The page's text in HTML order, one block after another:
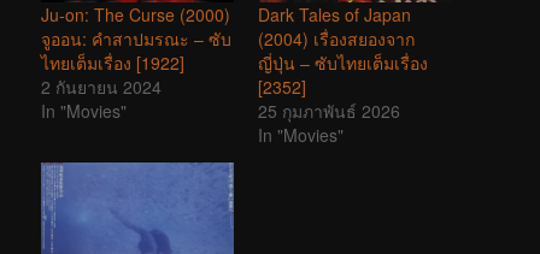
Ju-on: The Curse (2000)
จูออน: คำสาปมรณะ – ซับ
ไทยเต็มเรื่อง [1922]
2 กันยายน 2024
In "Movies"
Dark Tales of Japan
(2004) เรื่องสยองจาก
ญี่ปุ่น – ซับไทยเต็มเรื่อง
[2352]
25 กุมภาพันธ์ 2026
In "Movies"